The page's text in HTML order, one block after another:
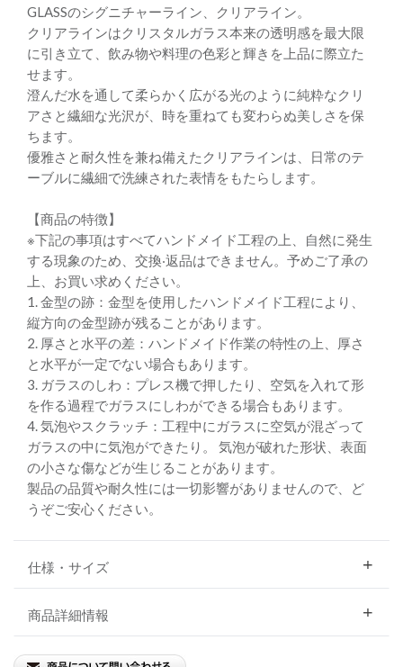
GLASSのシグニチャーライン、クリアライン。
クリアラインはクリスタルガラス本来の透明感を最大限
に引き立て、飲み物や料理の色彩と輝きを上品に際立た
せます。
澄んだ水を通して柔らかく広がる光のように純粋なクリ
アさと繊細な光沢が、時を重ねても変わらぬ美しさを保
ちます。
優雅さと耐久性を兼ね備えたクリアラインは、日常のテ
ーブルに繊細で洗練された表情をもたらします。
【商品の特徴】
※下記の事項はすべてハンドメイド⼯程の上、⾃然に発⽣
する現象のため、交換‧返品はできません。予めご了承の
上、お買い求めください。
1. ⾦型の跡：⾦型を使⽤したハンドメイド⼯程により、
縦⽅向の⾦型跡が残ることがあります。
2. 厚さと⽔平の差：ハンドメイド作業の特性の上、厚さ
と⽔平が⼀定でない場合もあります。
3. ガラスのしわ：プレス機で押したり、空気を⼊れて形
を作る過程でガラスにしわができる場合もあります。
4. 気泡やスクラッチ：⼯程中にガラスに空気が混ざって
ガラスの中に気泡ができたり。 気泡が破れた形状、表⾯
の⼩さな傷などが⽣じることがあります。
製品の品質や耐久性には一切影響がありませんので、ど
うぞご安心ください。
仕様・サイズ
商品詳細情報